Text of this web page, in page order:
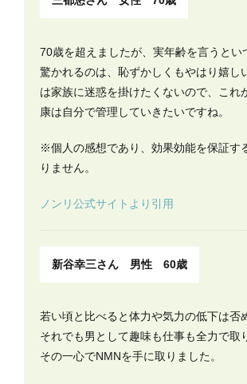
70歳を超えましたが、実年齢を言うとい
驚かれるのは、恥ずかしくもやはり嬉し
は家族に迷惑を掛けたくないので、これ
康は自分で管理していきたいですね。
※個人の感想であり、効果効能を保証す
りません。
ノンリ公式サイトより引用
新谷幸三さん 男性 60歳
若い頃と比べると体力や気力の低下は否
それでも男として趣味も仕事も全力で取
その一心でNMNを手に取りました。